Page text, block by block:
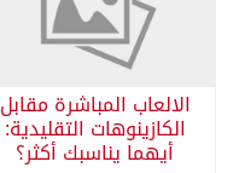
الالعاب المباشرة مقابل
الكازينوهات التقليدية:
أيهما يناسبك أكثر؟